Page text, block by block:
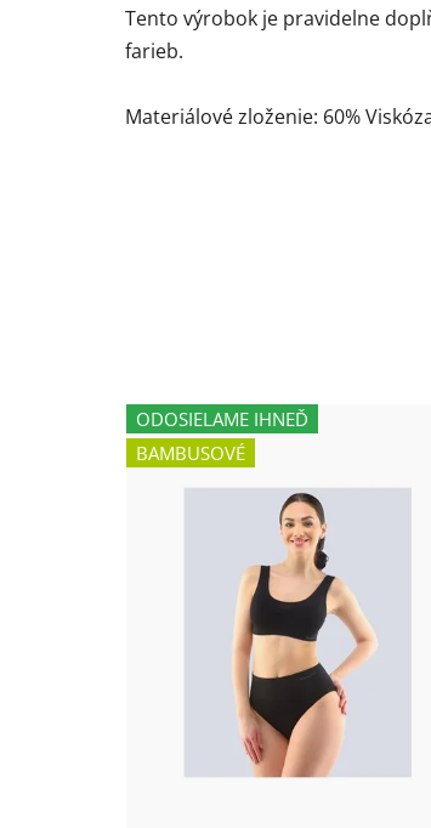
Tento výrobok je pravidelne
farieb.
Materiálové zloženie: 60%
ODOSIELAME IHNEĎ
BAMBUSOVÉ